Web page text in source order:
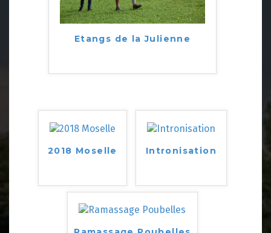
Etangs de la Julienne
2018 Moselle Intronisation